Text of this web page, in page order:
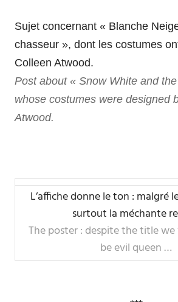
Sujet concernant « Blanche
chasseur », dont les costumes
Colleen Atwood.
Post about « Snow White and
whose costumes were designed
Atwood.
L’affiche donne le ton : malgré
surtout la méchante
The poster : despite the title
be evil queen …